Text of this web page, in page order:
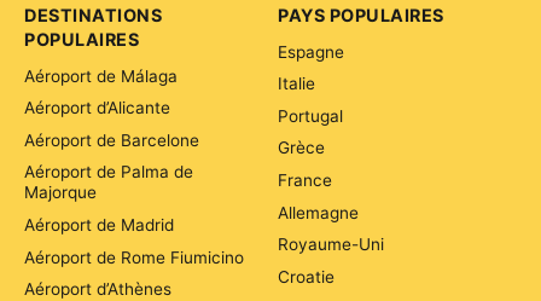
DESTINATIONS
POPULAIRES
Aéroport de Málaga
Aéroport d’Alicante
Aéroport de Barcelone
Aéroport de Palma de
Majorque
Aéroport de Madrid
Aéroport de Rome Fiumicino
Aéroport d’Athènes
PAYS POPULAIRES
Espagne
Italie
Portugal
Grèce
France
Allemagne
Royaume-Uni
Croatie